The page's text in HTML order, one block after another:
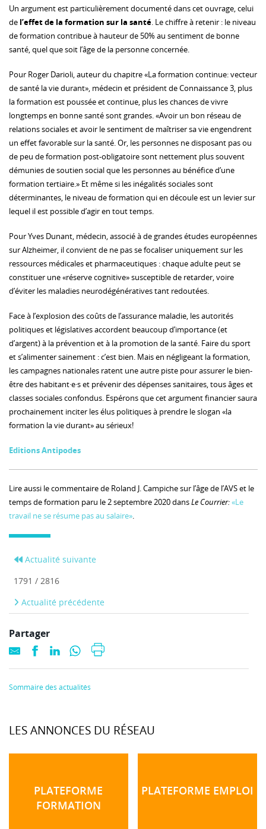
Un argument est particulièrement documenté dans cet ouvrage, celui
de l’effet de la formation sur la santé. Le chiffre à retenir : le niveau
de formation contribue à hauteur de 50% au sentiment de bonne
santé, quel que soit l’âge de la personne concernée.
Pour Roger Darioli, auteur du chapitre «La formation continue: vecteur
de santé la vie durant», médecin et président de Connaissance 3, plus
la formation est poussée et continue, plus les chances de vivre
longtemps en bonne santé sont grandes. «Avoir un bon réseau de
relations sociales et avoir le sentiment de maîtriser sa vie engendrent
un effet favorable sur la santé. Or, les personnes ne disposant pas ou
de peu de formation post-obligatoire sont nettement plus souvent
démunies de soutien social que les personnes au bénéfice d’une
formation tertiaire.» Et même si les inégalités sociales sont
déterminantes, le niveau de formation qui en découle est un levier sur
lequel il est possible d’agir en tout temps.
Pour Yves Dunant, médecin, associé à de grandes études européennes
sur Alzheimer, il convient de ne pas se focaliser uniquement sur les
ressources médicales et pharmaceutiques : chaque adulte peut se
constituer une «réserve cognitive» susceptible de retarder, voire
d’éviter les maladies neurodégénératives tant redoutées.
Face à l’explosion des coûts de l’assurance maladie, les autorités
politiques et législatives accordent beaucoup d’importance (et
d’argent) à la prévention et à la promotion de la santé. Faire du sport
et s’alimenter sainement : c’est bien. Mais en négligeant la formation,
les campagnes nationales ratent une autre piste pour assurer le bien-
être des habitant·e·s et prévenir des dépenses sanitaires, tous âges et
classes sociales confondus. Espérons que cet argument financier saura
prochainement inciter les élus politiques à prendre le slogan «la
formation la vie durant» au sérieux!
Editions Antipodes
Lire aussi le commentaire de Roland J. Campiche sur l’âge de l’AVS et le
temps de formation paru le 2 septembre 2020 dansLe Courrier:«Le
travail ne se résume pas au salaire».
Actualité suivante
1791 / 2816
Actualité précédente
Partager
Sommaire des actualités
LES ANNONCES DU RÉSEAU
PLATEFORME
FORMATION
PLATEFORME EMPLOI